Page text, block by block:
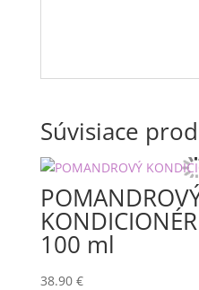
Súvisiace
100 ml
38.90 €